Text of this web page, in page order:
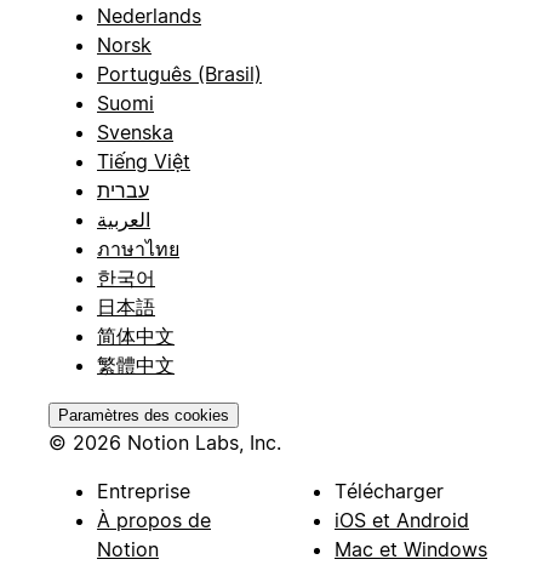
Nederlands
Norsk
Português (Brasil)
Suomi
Svenska
Tiếng Việt
עברית
العربية
ภาษาไทย
한국어
日本語
简体中文
繁體中文
Paramètres des cookies
© 2026 Notion Labs, Inc.
Entreprise
À propos de
Notion
Télécharger
iOS et Android
Mac et Windows